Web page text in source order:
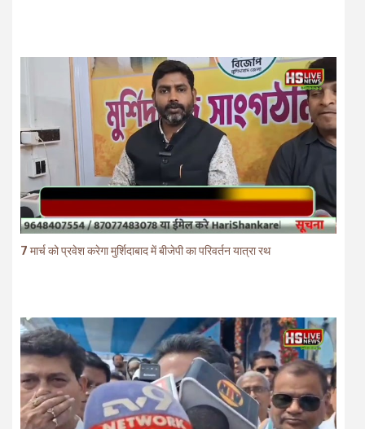
7 मार्च को प्रवेश करेगा मुर्शिदाबाद में बीजेपी का परिवर्तन यात्रा रथ